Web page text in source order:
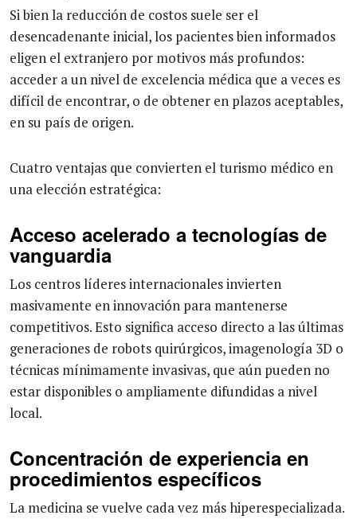
Si bien la reducción de costos suele ser el
desencadenante inicial, los pacientes bien informados
eligen el extranjero por motivos más profundos:
acceder a un nivel de excelencia médica que a veces es
difícil de encontrar, o de obtener en plazos aceptables,
en su país de origen.
Cuatro ventajas que convierten el turismo médico en
una elección estratégica:
Acceso acelerado a tecnologías de
vanguardia
Los centros líderes internacionales invierten
masivamente en innovación para mantenerse
competitivos. Esto significa acceso directo a las últimas
generaciones de robots quirúrgicos, imagenología 3D o
técnicas mínimamente invasivas, que aún pueden no
estar disponibles o ampliamente difundidas a nivel
local.
Concentración de experiencia en
procedimientos específicos
La medicina se vuelve cada vez más hiperespecializada.